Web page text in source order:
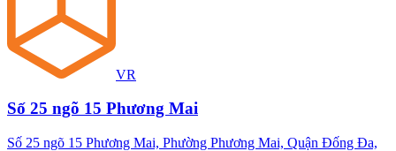
VR
Số 25 ngõ 15 Phương Mai
Số 25 ngõ 15 Phương Mai, Phường Phương Mai, Quận Đống Đa,